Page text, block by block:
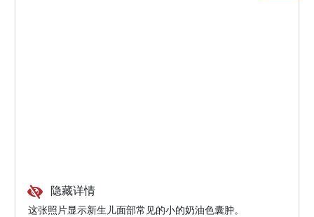
隐藏详情
这张照片显示新生儿面部常见的小的奶油色囊肿。